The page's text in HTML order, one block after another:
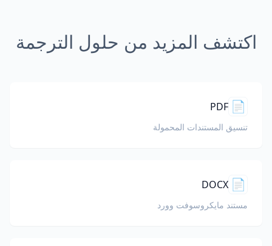
اكتشف المزيد من حلول الترجمة
📄
PDF
تنسيق المستندات المحمولة
📄
DOCX
مستند مايكروسوفت وورد